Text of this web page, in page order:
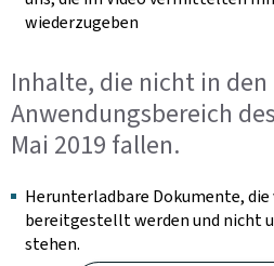
wiederzugeben
Inhalte, die nicht in den
Anwendungsbereich
Mai 2019 fallen.
Herunterladbare Dokumente,
bereitgestellt werden und nicht
stehen.